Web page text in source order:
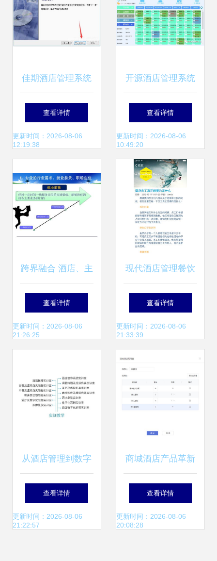
佳期酒店管理系统
v1.1 提升酒店经营
管理的智能助手
查看详情
更新时间：2026-08-06
12:19:38
开源酒店管理系统
之C/S模式餐饮管
理模块设计与实现
查看详情
更新时间：2026-08-06
10:49:20
跨界融合 酒店、主
题乐园与餐饮管理
的协同创新
查看详情
更新时间：2026-08-06
21:26:25
现代酒店管理餐饮
客房服务实用资料
大全
查看详情
更新时间：2026-08-06
21:33:39
从酒店管理到数字
化运营 专业名称更
迭背后的行业变革
查看详情
更新时间：2026-08-06
21:22:57
商城酒店产品革新
赋能酒店精准营销
与高效餐饮管理
查看详情
更新时间：2026-08-06
20:08:28